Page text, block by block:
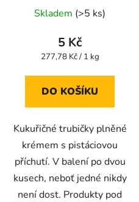
hodnocení
produktu
je
z
Skladem (>5 ks)
5 Kč
Měrná
277,78 Kč / 1 kg
DO KOŠÍKU
Kukuřičné trubičky plněné
krémem s pistáciovou
příchutí. V balení po dvou
kusech, neboť jedné nikdy
není dost. Produkty pod